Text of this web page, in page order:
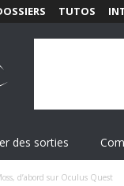
TUTOS
des sorties
d’abord sur Oculus Quest